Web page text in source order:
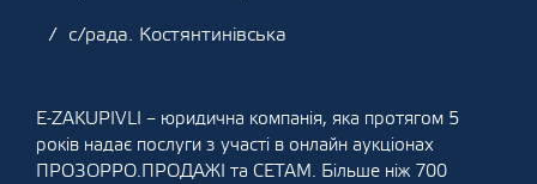
с/рада. Костянтинівська
E-ZAKUPIVLI – юридична компанія, яка протягом 5
років надає послуги з участі в онлайн аукціонах
ПРОЗОРРО.ПРОДАЖІ та СЕТАМ. Більше ніж 700